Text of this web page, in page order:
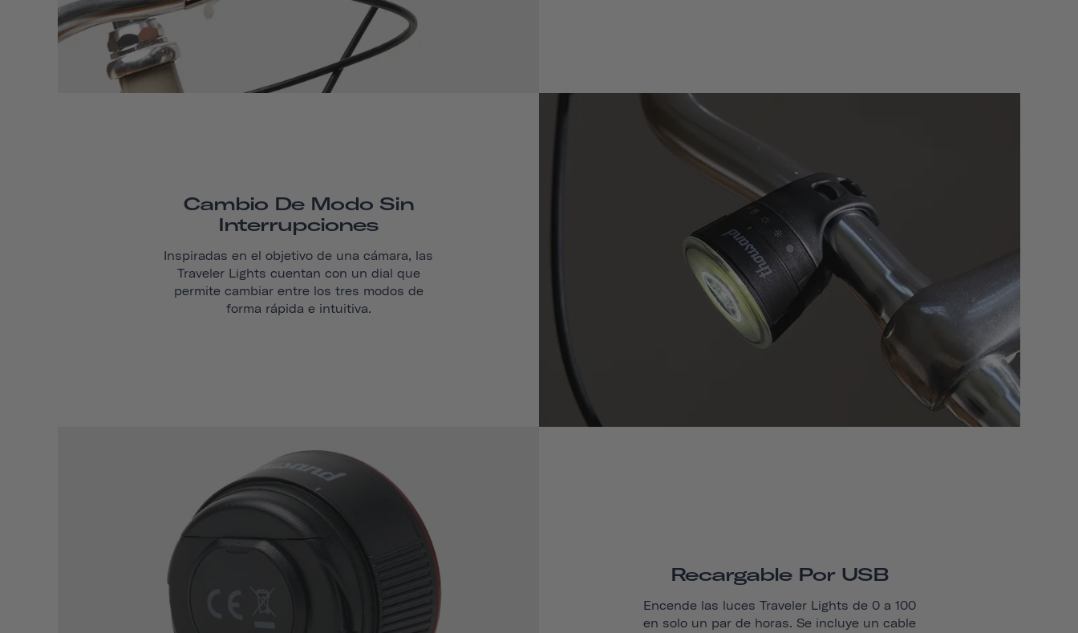
Cambio De Modo Sin
Interrupciones
Inspiradas en el objetivo de una cámara, las
Traveler Lights cuentan con un dial que
permite cambiar entre los tres modos de
forma rápida e intuitiva.
Recargable Por USB
Encende las luces Traveler Lights de 0 a 100
en solo un par de horas. Se incluye un cable